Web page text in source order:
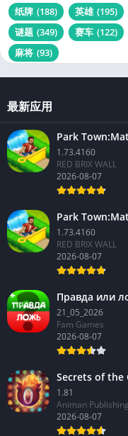
纸牌 (188) 英雄 (195)
谜题 (349) 赛车 (122)
麻将 (93)
最新应用
Park
1.73.4160
RED BRIX WALL
2026-08-07
Park
1.73.4160
RED BRIX WALL
2026-08-07
Правда или
21_05_2026
Fam Games
2026-08-07
Secrets of the
1.81
Animan
2026-08-07